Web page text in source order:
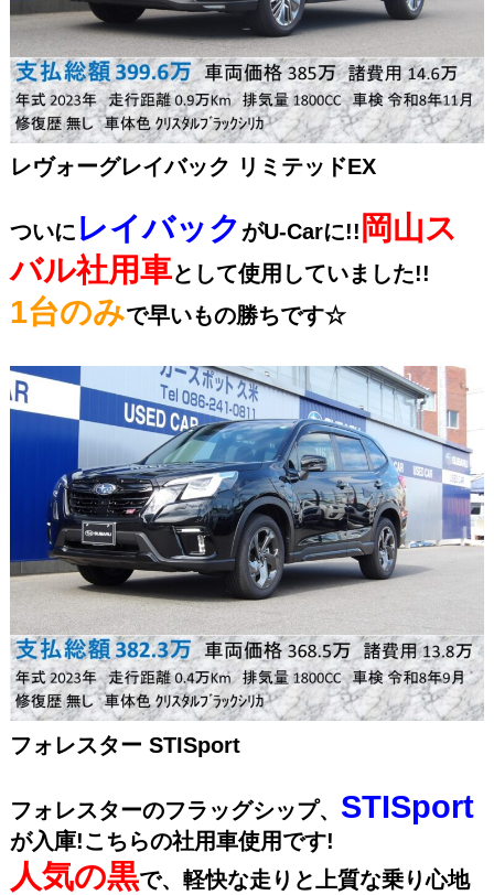
レヴォーグレイバック リミテッドEX
ついに レイバック がU-Carに!! 岡山ス
バル社用車として使用していました!!
1台のみで早いもの勝ちです☆
フォレスター STISport
フォレスターのフラッグシップ、 STISport
が入庫!こちらの社用車使用です!
人気の黒で、軽快な走りと上質な乗り心地